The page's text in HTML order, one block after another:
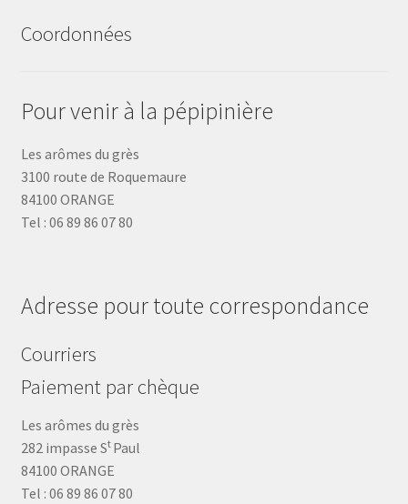
Coordonnées
Pour venir à la pépipinière
Les arômes du grès
3100 route de Roquemaure
84100 ORANGE
Tel : 06 89 86 07 80
Adresse pour toute correspondance
Courriers
Paiement par chèque
Les arômes du grès
282 impasse St Paul
84100 ORANGE
Tel : 06 89 86 07 80